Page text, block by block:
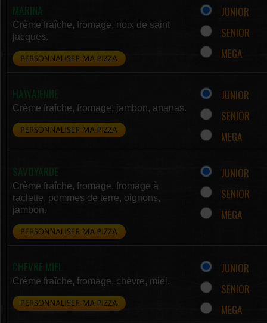
MARINA
Crème fraîche, fromage, noix de saint
jacques.
JUNIOR
SENIOR
MEGA
HAWAIENNE
Crème fraîche, fromage, jambon, ananas.
JUNIOR
SENIOR
MEGA
SAVOYARDE
Crème fraîche, fromage, fromage à
raclette, pommes de terre, oignons,
jambon.
JUNIOR
SENIOR
MEGA
CHEVRE MIEL
Crème fraîche, fromage, chèvre, miel.
JUNIOR
SENIOR
MEGA